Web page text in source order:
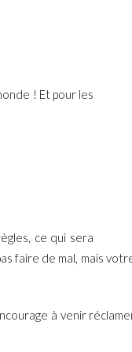
! Et pour les
ce qui sera
faire de mal, mais
à venir